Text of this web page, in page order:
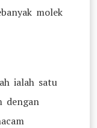
molek
ialah satu
dengan